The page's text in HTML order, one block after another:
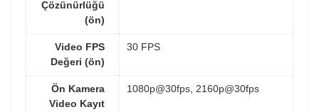
Çözünürlüğü
(ön)
Video FPS
Değeri (ön)
30 FPS
Ön Kamera
Video Kayıt
1080p@30fps, 2160p@30fps